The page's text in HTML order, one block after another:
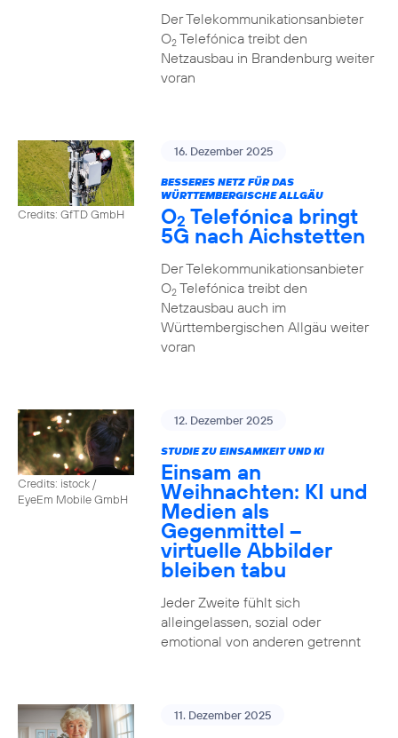
Der Telekommunikationsanbieter
O2Telefónica treibt den
Netzausbau in Brandenburg weiter
voran
Credits: GfTD GmbH
16. Dezember 2025
BESSERES NETZ FÜR DAS
WÜRTTEMBERGISCHE ALLGÄU
O2 Telefónica bringt
5G nach Aichstetten
Der Telekommunikationsanbieter
O2Telefónica treibt den
Netzausbau auch im
Württembergischen Allgäu weiter
voran
Credits: istock /
EyeEm Mobile GmbH
12. Dezember 2025
STUDIE ZU EINSAMKEIT UND KI
Einsam an
Weihnachten: KI und
Medien als
Gegenmittel –
virtuelle Abbilder
bleiben tabu
Jeder Zweite fühlt sich
alleingelassen, sozial oder
emotional von anderen getrennt
11. Dezember 2025